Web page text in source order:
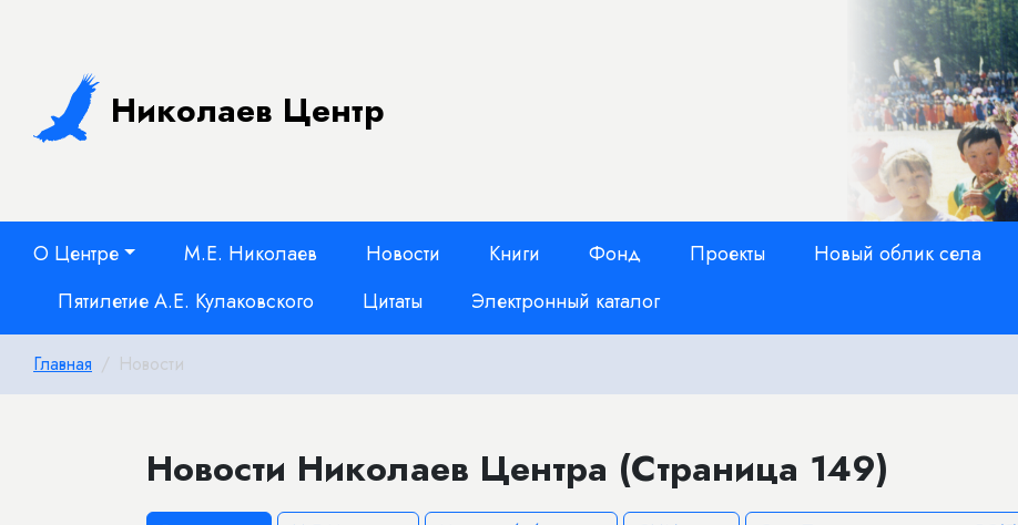
Николаев Центр
О Центре М.Е. Николаев Новости Книги Фонд Проекты Новый облик села
Пятилетие А.Е. Кулаковского
Цитаты Электронный каталог
Главная Новости
Новости Николаев Центра (Страница 149)